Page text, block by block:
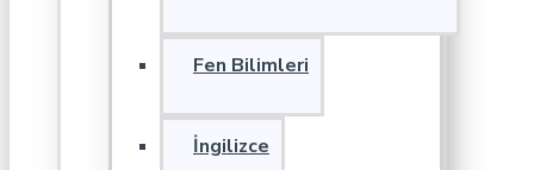
Fen Bilimleri
İngilizce